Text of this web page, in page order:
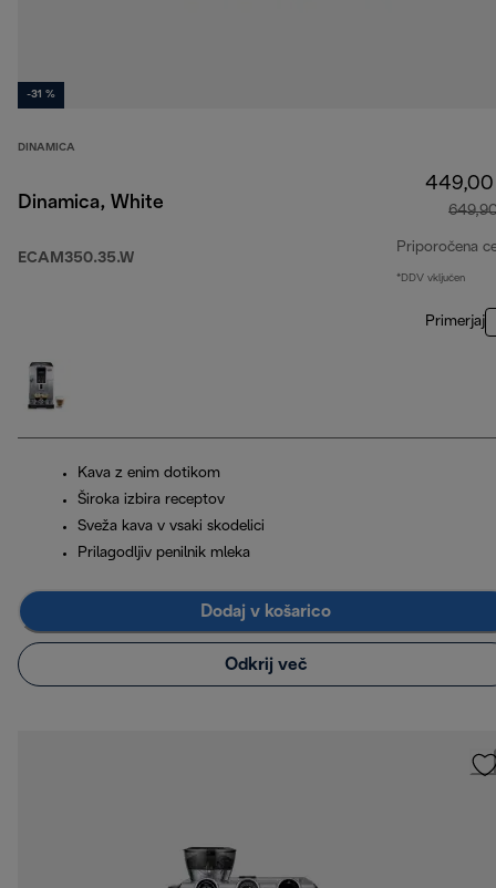
-31 %
DINAMICA
Dinamica, White
ECAM350.35.W
Priporočena
*DDV vključen
Primerjaj
Kava z enim dotikom
Široka izbira receptov
Sveža kava v vsaki skodelici
Prilagodljiv penilnik mleka
Dodaj v košarico
Odkrij več